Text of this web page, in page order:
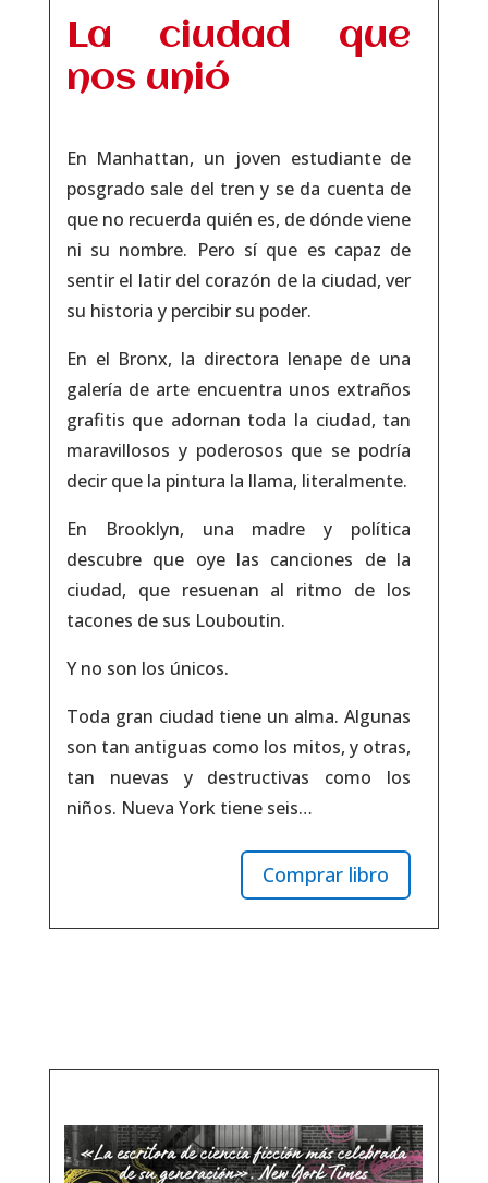
La ciudad que
nos unió
En Manhattan, un joven estudiante de
posgrado sale del tren y se da cuenta de
que no recuerda quién es, de dónde viene
ni su nombre. Pero sí que es capaz de
sentir el latir del corazón de la ciudad, ver
su historia y percibir su poder.
En el Bronx, la directora lenape de una
galería de arte encuentra unos extraños
grafitis que adornan toda la ciudad, tan
maravillosos y poderosos que se podría
decir que la pintura la llama, literalmente.
En Brooklyn, una madre y política
descubre que oye las canciones de la
ciudad, que resuenan al ritmo de los
tacones de sus Louboutin.
Y no son los únicos.
Toda gran ciudad tiene un alma. Algunas
son tan antiguas como los mitos, y otras,
tan nuevas y destructivas como los
niños. Nueva York tiene seis…
Comprar libro